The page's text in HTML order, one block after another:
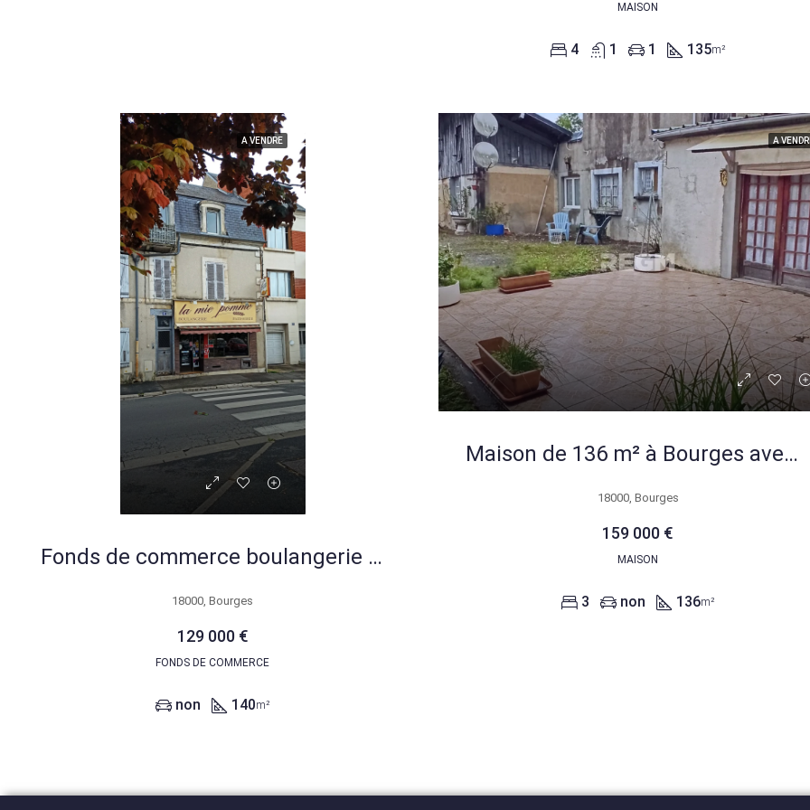
MAISON
4 1 1 135m²
A VENDRE
Fonds de commerce boulangerie à Bourges avec emplacement privilégié et CA élevé
18000, Bourges
129 000 €
FONDS DE COMMERCE
non 140m²
A
Maison de 136 m² à Bourges avec potentiel d’aménagement et environnement idéal
18000, Bourges
159 000 €
MAISON
3 non 136m²